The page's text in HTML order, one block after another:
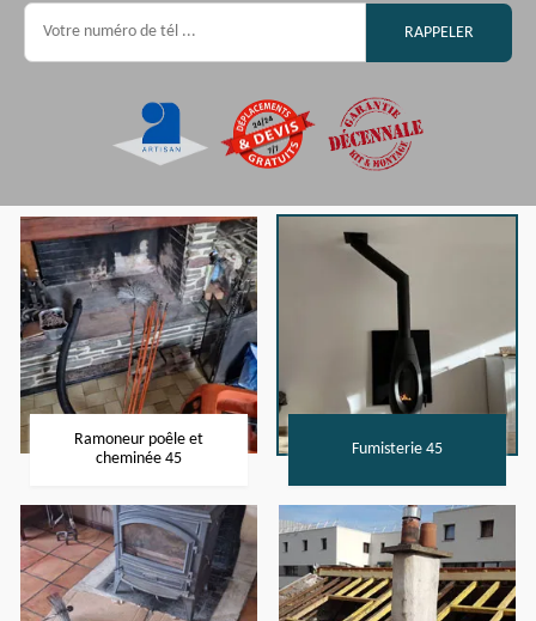
Ramoneur poêle et
cheminée 45
Fumisterie 45